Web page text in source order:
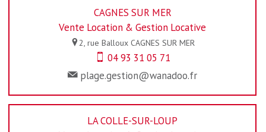
CAGNES SUR MER
Vente Location & Gestion Locative
2, rue Balloux CAGNES SUR MER
04 93 31 05 71
plage.gestion@wanadoo.fr
LA COLLE-SUR-LOUP